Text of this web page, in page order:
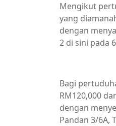
Mengikut
yang
dengan
2 di sini pada
Bagi
RM120,000
dengan
Pandan 3/6A,